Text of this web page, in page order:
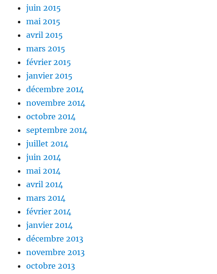
juin 2015
mai 2015
avril 2015
mars 2015
février 2015
janvier 2015
décembre 2014
novembre 2014
octobre 2014
septembre 2014
juillet 2014
juin 2014
mai 2014
avril 2014
mars 2014
février 2014
janvier 2014
décembre 2013
novembre 2013
octobre 2013